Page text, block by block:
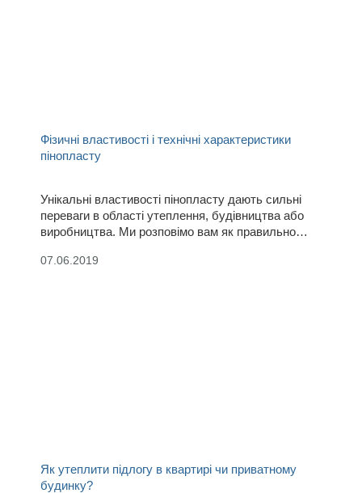
Фізичні властивості і технічні характеристики
пінопласту
Унікальні властивості пінопласту дають сильні
переваги в області утеплення, будівництва або
виробництва. Ми розповімо вам як правильно
07.06.2019
Як утеплити підлогу в квартирі чи приватному
будинку?